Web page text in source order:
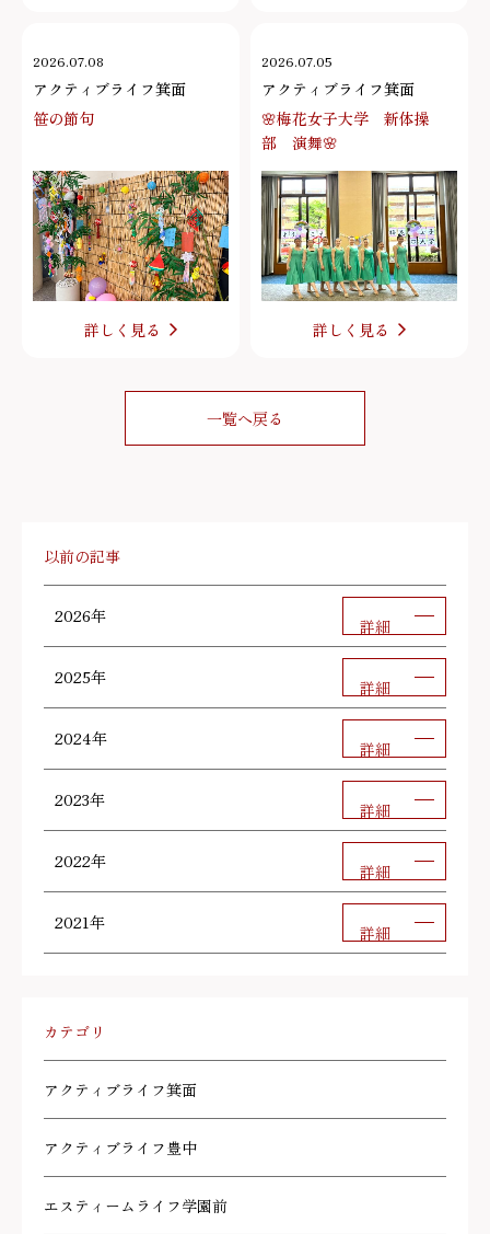
2026.07.08
アクティブライフ箕面
笹の節句
詳しく見る
2026.07.05
アクティブライフ箕面
🌸梅花女子大学 新体操
部 演舞🌸
詳しく見る
一覧へ戻る
以前の記事
2026年 詳細
2025年 詳細
2024年 詳細
2023年 詳細
2022年 詳細
2021年 詳細
カテゴリ
アクティブライフ箕面
アクティブライフ豊中
エスティームライフ学園前